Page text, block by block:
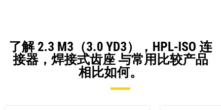
了解 2.3 M3（3.0 YD3），HPL-ISO 连
接器，焊接式齿座 与常用比较产品
相比如何。